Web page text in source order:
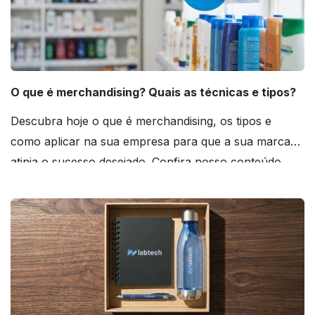
O que é merchandising? Quais as técnicas e tipos?
Descubra hoje o que é merchandising, os tipos e
como aplicar na sua empresa para que a sua marca
atinja o sucesso desejado. Confira nosso conteúdo